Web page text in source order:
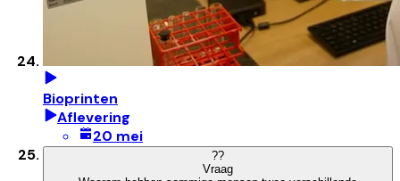
Bioprinten
Aflevering
20 mei
??
Vraag